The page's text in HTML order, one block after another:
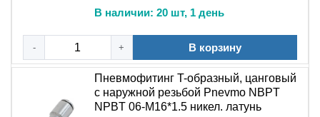
В наличии: 20 шт, 1 день
- + В корзину
Пневмофитинг T-образный, цанговый
с наружной резьбой Pnevmo NBPT
NPBT 06-M16*1.5 никел. латунь